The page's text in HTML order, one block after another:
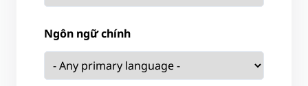
Ngôn ngữ chính